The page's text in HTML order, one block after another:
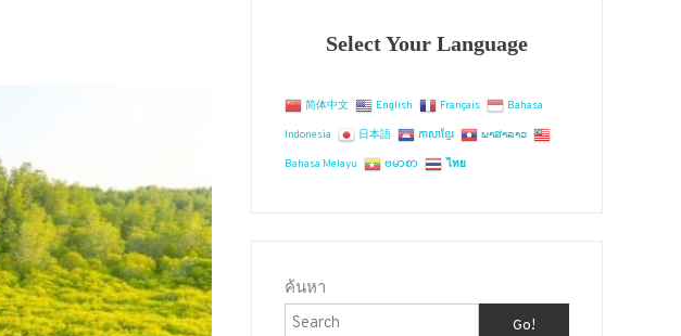
Select Your Language
简体中文 English Français Bahasa
Indonesia 日本語 ភាសាខ្មែរ ພາສາລາວ
Bahasa Melayu ဗမာစာ ไทย
ค้นหา
Go!